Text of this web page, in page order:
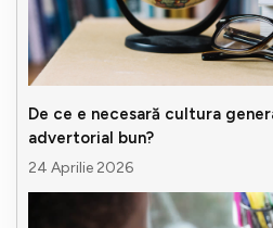
De ce e necesară cultura
advertorial bun?
24 Aprilie 2026